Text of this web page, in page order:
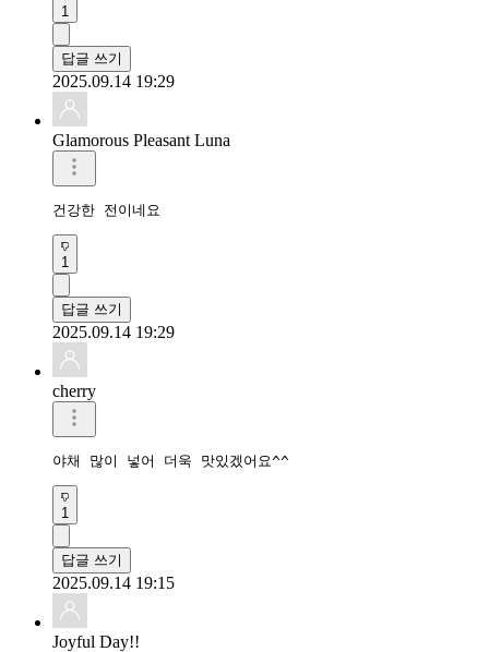
1
답글 쓰기
2025.09.14 19:29
Glamorous Pleasant Luna
건강한 전이네요
1
답글 쓰기
2025.09.14 19:29
cherry
야채 많이 넣어 더욱 맛있겠어요^^
1
답글 쓰기
2025.09.14 19:15
Joyful Day!!